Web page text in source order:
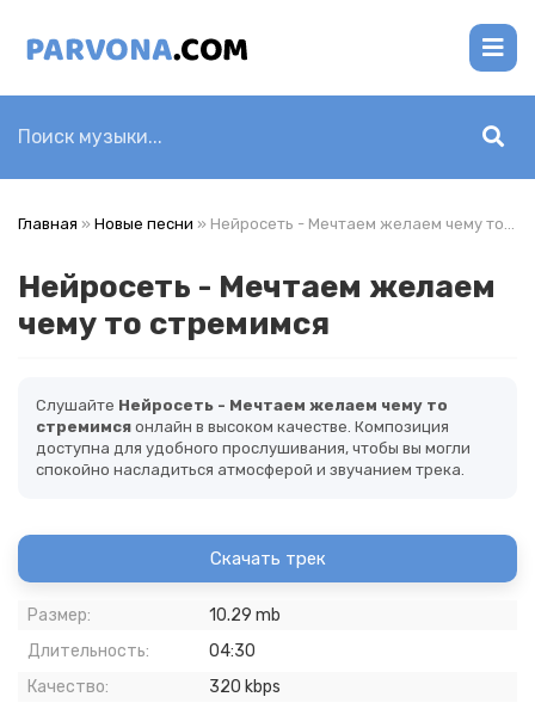
Главная » Новые песни » Нейросеть - Мечтаем желаем чему то стремимся
Нейросеть - Мечтаем желаем
чему то стремимся
Слушайте Нейросеть - Мечтаем желаем чему то
стремимся онлайн в высоком качестве. Композиция
доступна для удобного прослушивания, чтобы вы могли
спокойно насладиться атмосферой и звучанием трека.
Скачать трек
Размер:
10.29 mb
Длительность:
04:30
Качество:
320 kbps